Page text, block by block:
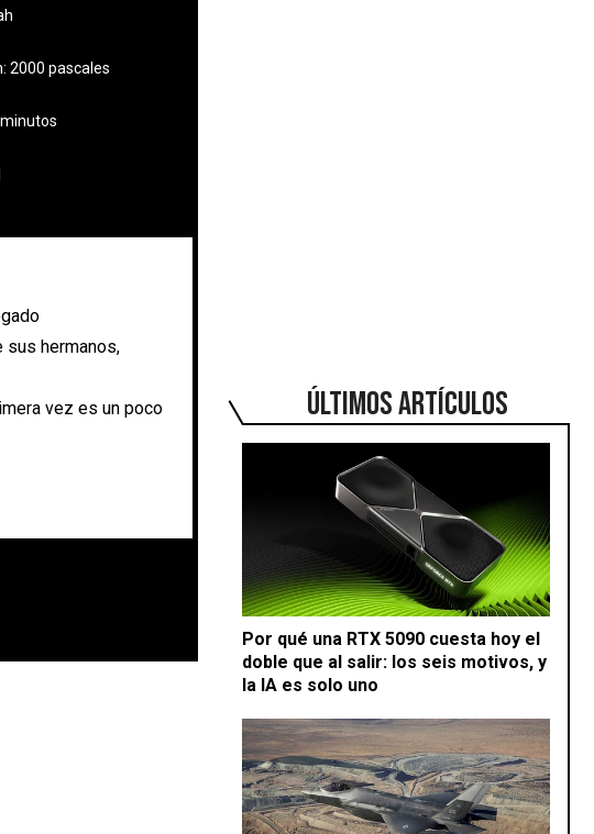
ÚLTIMOS ARTÍCULOS
Por qué una RTX 5090 cuesta hoy el
doble que al salir: los seis motivos, y
la IA es solo uno
2000 pascales
sus hermanos,
vez es un poco